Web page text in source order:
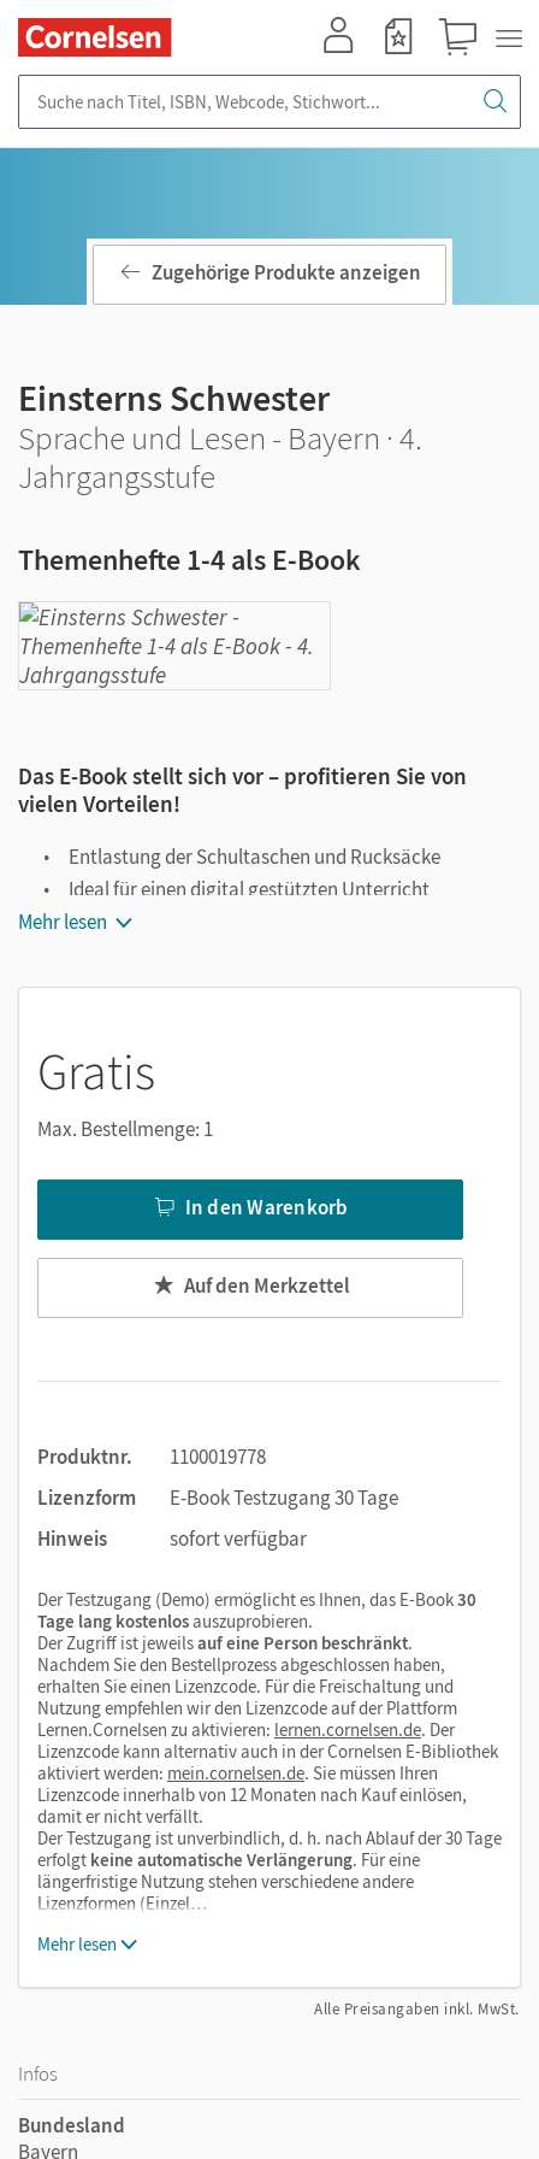
Zugehörige Produkte anzeigen
Einsterns Schwester
Sprache und Lesen - Bayern · 4.
Jahrgangsstufe
Themenhefte 1-4 als E-Book
Das E-Book stellt sich vor – profitieren Sie von
vielen Vorteilen!
Entlastung der Schultaschen und Rucksäcke
Ideal für einen digital gestützten Unterricht
Notiz- und Markierungsmöglichkeit
Notizen erstellen
Markierungen setzen
Suchen im Text
Zoomen
Mehr lesen
Gratis
Max. Bestellmenge: 1
In den Warenkorb
Auf den Merkzettel
Produktnr.
1100019778
Lizenzform
E-Book Testzugang 30 Tage
Hinweis
sofort verfügbar
Der Testzugang (Demo) ermöglicht es Ihnen, das E-Book30
Tage lang kostenlosauszuprobieren.
Der Zugriff ist jeweilsauf eine Person beschränkt.
Nachdem Sie den Bestellprozess abgeschlossen haben,
erhalten Sie einen Lizenzcode. Für die Freischaltung und
Nutzung empfehlen wir den Lizenzcode auf der Plattform
Lernen.Cornelsen zu aktivieren: lernen.cornelsen.de. Der
Lizenzcode kann alternativ auch in der Cornelsen E-Bibliothek
aktiviert werden: mein.cornelsen.de. Sie müssen Ihren
Lizenzcode innerhalb von 12 Monaten nach Kauf einlösen,
damit er nicht verfällt.
Der Testzugang ist unverbindlich, d. h. nach Ablauf der 30 Tage
erfolgt keine automatische Verlängerung. Für eine
längerfristige Nutzung stehen verschiedene andere
Lizenzformen (Einzel…
Mehr lesen
Alle Preisangaben inkl. MwSt.
Infos
Bundesland
Bayern